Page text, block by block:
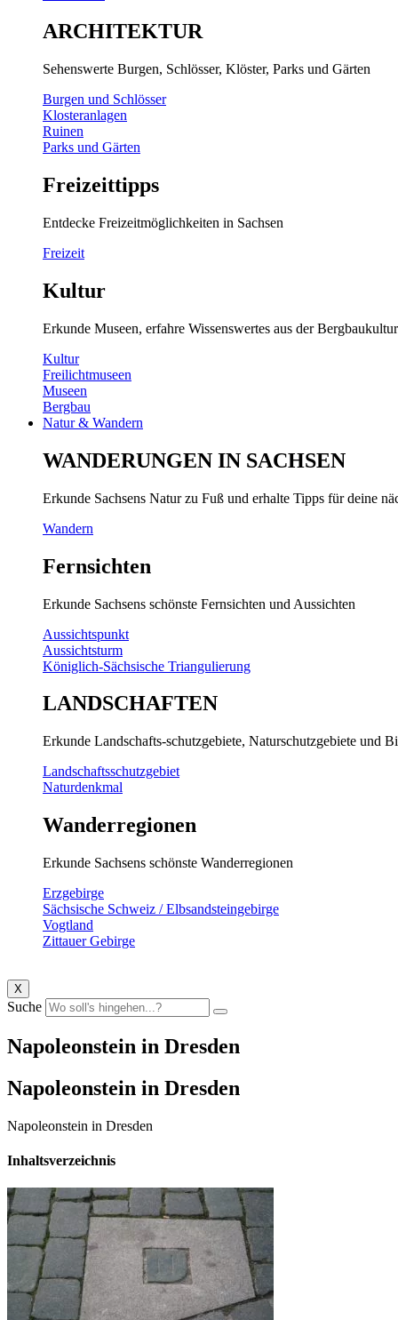
ARCHITEKTUR
Sehenswerte Burgen, Schlösser, Klöster, Parks und Gärten
Burgen und Schlösser
Klosteranlagen
Ruinen
Parks und Gärten
Freizeittipps
Entdecke Freizeitmöglichkeiten in Sachsen
Freizeit
Kultur
Erkunde Museen, erfahre Wissenswertes aus der
Kultur
Freilichtmuseen
Museen
Bergbau
Natur & Wandern
WANDERUNGEN IN SACHSEN
Erkunde Sachsens Natur zu Fuß und erhalte Tipps für deine
Wandern
Fernsichten
Erkunde Sachsens schönste Fernsichten und Aussichten
Aussichtspunkt
Aussichtsturm
Königlich-Sächsische Triangulierung
LANDSCHAFTEN
Erkunde Landschafts-schutzgebiete, Naturschutzgebiete und
Landschaftsschutzgebiet
Naturdenkmal
Wanderregionen
Erkunde Sachsens schönste Wanderregionen
Erzgebirge
Sächsische Schweiz / Elbsandsteingebirge
Vogtland
Zittauer Gebirge
X
Suche
Napoleonstein in Dresden
Napoleonstein in Dresden
Napoleonstein in Dresden
Inhaltsverzeichnis